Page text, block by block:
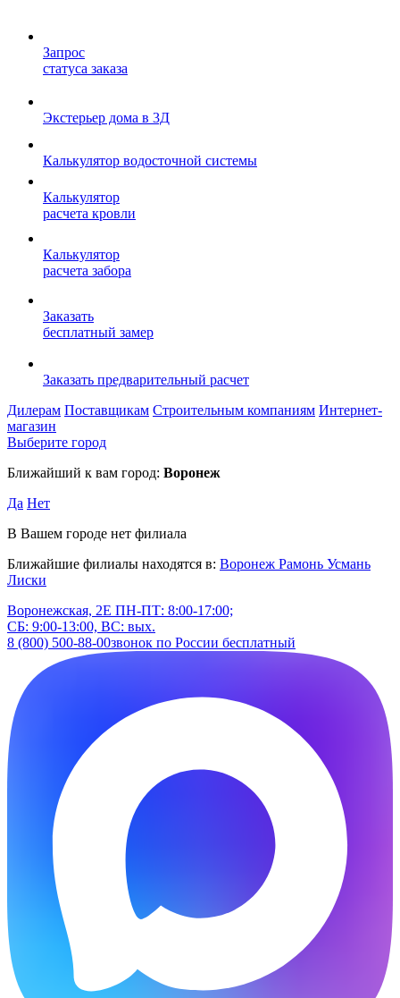
Запрос
статуса заказа
Экстерьер дома в 3Д
Калькулятор водосточной системы
Калькулятор
расчета кровли
Калькулятор
расчета забора
Заказать
бесплатный замер
Заказать предварительный расчет
Дилерам Поставщикам Строительным компаниям Интернет-
магазин
Выберите город
Ближайший к вам город: Воронеж
Да Нет
В Вашем городе нет филиала
Ближайшие филиалы находятся в: Воронеж Рамонь Усмань
Лиски
Воронежская, 2Е ПН-ПТ: 8:00-17:00;
СБ: 9:00-13:00, ВС: вых.
8 (800) 500-88-00звонок по России бесплатный